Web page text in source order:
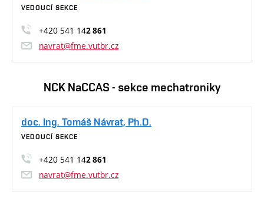
VEDOUCÍ SEKCE
+420 541 142 861
navrat@fme.vutbr.cz
NCK NaCCAS - sekce mechatroniky
doc. Ing. Tomáš Návrat, Ph.D.
VEDOUCÍ SEKCE
+420 541 142 861
navrat@fme.vutbr.cz